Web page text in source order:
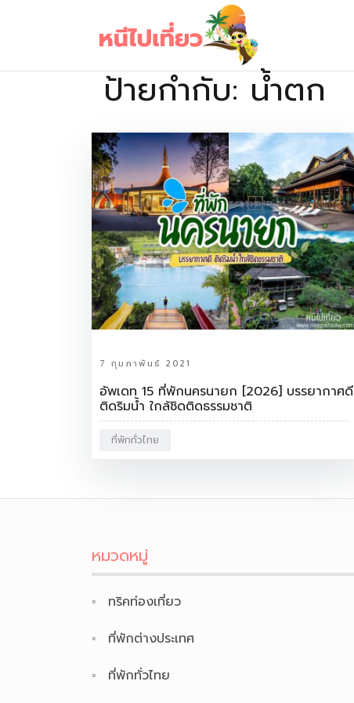
เว็บไซต์รวบรวมที่พัก ที่เที่ยว ที่กิน ไว้ในที่เดียว
ป้ายกำกับ: น้ำตก
7 กุมภาพันธ์ 2021
อัพเดท 15 ที่พักนครนายก [2026] บรรยากาศดี
ติดริมน้ำ ใกล้ชิดติดธรรมชาติ
ที่พักทั่วไทย
หมวดหมู่
ทริคท่องเที่ยว
ที่พักต่างประเทศ
ที่พักทั่วไทย